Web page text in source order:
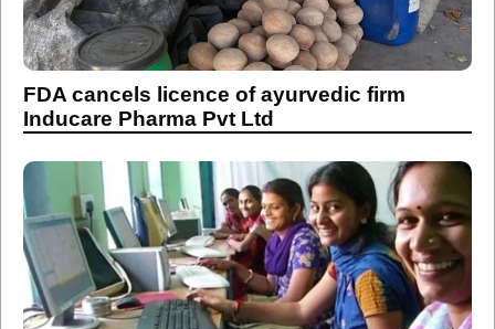
FDA cancels licence of ayurvedic firm
Inducare Pharma Pvt Ltd